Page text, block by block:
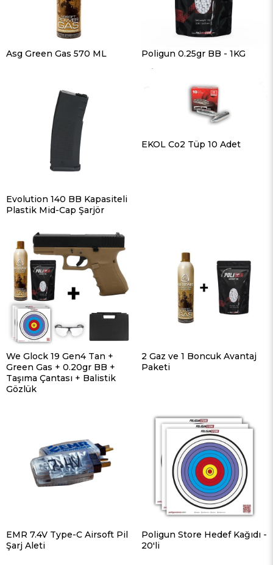
Asg Green Gas 570 ML Poligun 0.25gr BB - 1KG
Evolution 140 BB Kapasiteli
Plastik Mid-Cap Şarjör
EKOL Co2 Tüp 10 Adet
We Glock 19 Gen4 Tan +
Green Gas + 0.20gr BB +
Taşıma Çantası + Balistik
Gözlük
2 Gaz ve 1 Boncuk Avantaj
Paketi
EMR 7.4V Type-C Airsoft Pil
Şarj Aleti
Poligun Store Hedef Kağıdı -
20'li